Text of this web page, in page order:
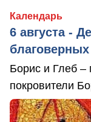
Календарь
6 августа -
Борис и Глеб –
покровители